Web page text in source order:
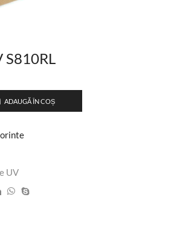
S810RL
ADAUGĂ ÎN COȘ
UV